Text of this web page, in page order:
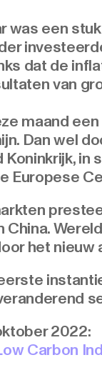
was een
dat de
van
maand
Dan wel
Europese
het nieuw
2022:
Carbon